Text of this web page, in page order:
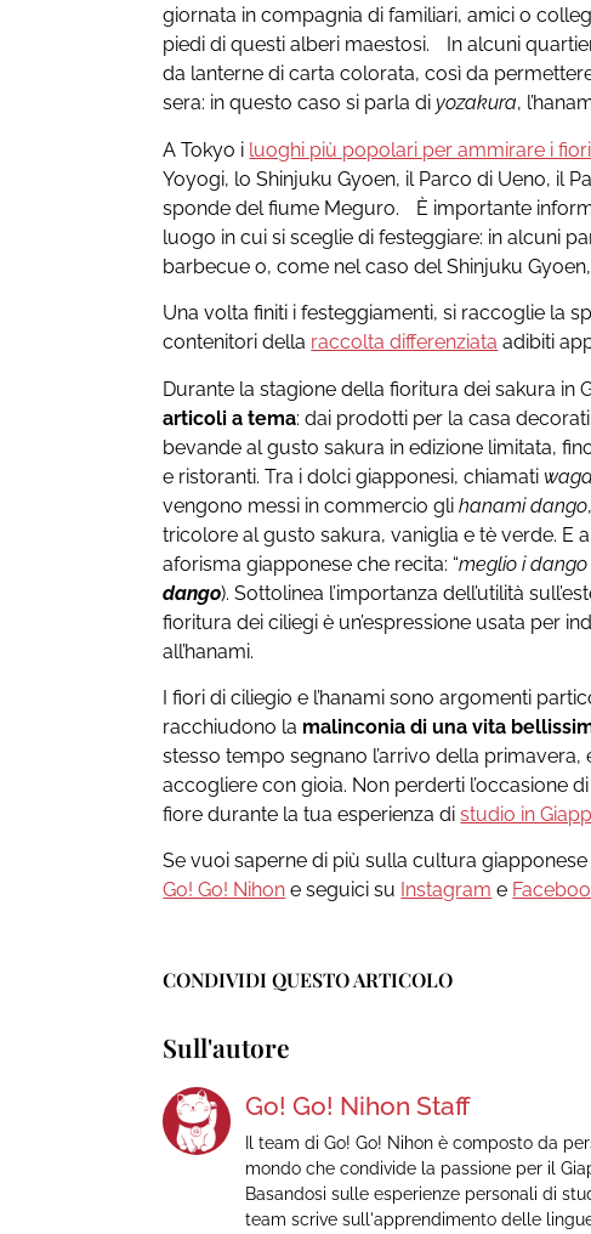
giornata in compagnia di familiari, amici o
piedi di questi alberi maestosi. In alcuni
da lanterne di carta colorata, così da
sera: in questo caso si parla di yozakura,
A Tokyo i luoghi più popolari per ammirare i
Yoyogi, lo Shinjuku Gyoen, il Parco di Ueno, il
sponde del fiume Meguro. È importante
luogo in cui si sceglie di festeggiare: in alcuni
barbecue o, come nel caso del Shinjuku
Una volta finiti i festeggiamenti, si raccoglie la
contenitori della raccolta differenziata adibiti
Durante la stagione della fioritura dei sakura in
articoli a tema: dai prodotti per la casa
bevande al gusto sakura in edizione limitata,
e ristoranti. Tra i dolci giapponesi, chiamati
vengono messi in commercio glihanami dango
tricolore al gusto sakura, vaniglia e tè verde. E
aforisma giapponese che recita: “meglio i
dango). Sottolinea l’importanza dell’utilità
fioritura dei ciliegi è un’espressione usata per
all’hanami.
I fiori di ciliegio e l’hanami sono argomenti
racchiudono la malinconia di una vita
stesso tempo segnano l’arrivo della primavera,
accogliere con gioia. Non perderti l’occasione
fiore durante la tua esperienza distudio in
Se vuoi saperne di più sulla cultura
Go! Go! Nihon e seguici su Instagram e
CONDIVIDI QUESTO ARTICOLO
Sull'autore
Go! Go! Nihon Staff
Il team di Go! Go! Nihon è composto da
mondo che condivide la passione per il
Basandosi sulle esperienze personali di
team scrive sull'apprendimento delle